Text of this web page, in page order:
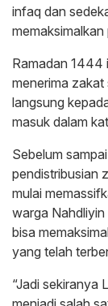
infaq dan
Ramadan 1444
menerima
langsung
masuk dalam
Sebelum
pendistribusian
mulai
warga
bisa
yang telah
“Jadi sekiranya